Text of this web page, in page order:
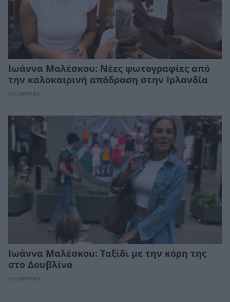
Ιωάννα Μαλέσκου: Νέες φωτογραφίες από
την καλοκαιρινή απόδραση στην Ιρλανδία
CELEBRITIES
Ιωάννα Μαλέσκου: Ταξίδι με την κόρη της
στο Δουβλίνο
CELEBRITIES